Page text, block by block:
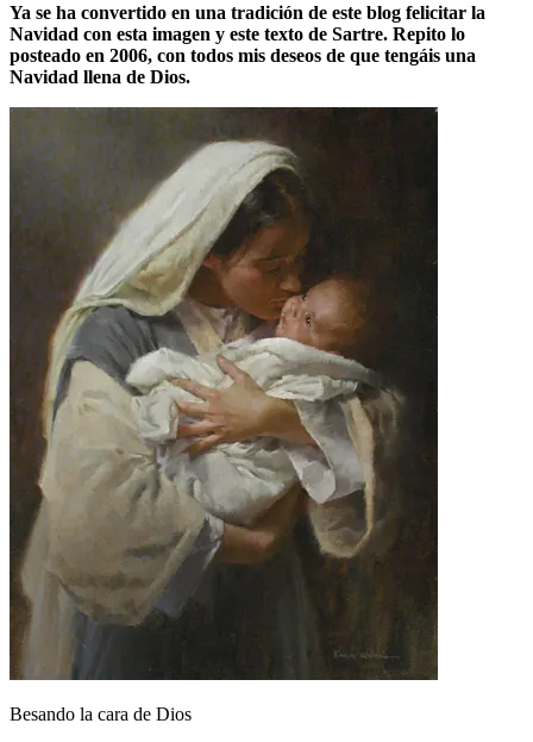
Ya se ha convertido en una tradición de este blog felicitar la
Navidad con esta imagen y este texto de Sartre. Repito lo
posteado en 2006, con todos mis deseos de que tengáis una
Navidad llena de Dios.
Besando la cara de Dios